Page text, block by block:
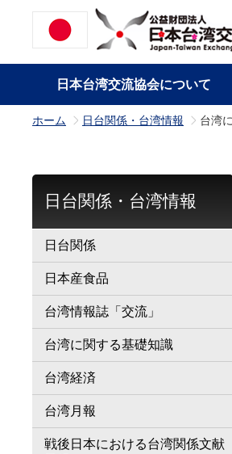
日本台湾交流協会について
ホーム >
日台関係・台湾情報 >
台湾
日台関係・台湾情報
日台関係
日本産食品
台湾情報誌「交流」
台湾に関する基礎知識
台湾経済
台湾月報
戦後日本における台湾関係文献